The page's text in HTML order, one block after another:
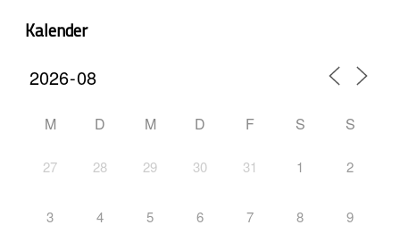
Kalender
M D M D F S S
27 28 29 30 31 1 2
3 4 5 6 7 8 9